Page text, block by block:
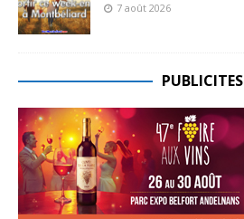
7 août 2026
PUBLICITES